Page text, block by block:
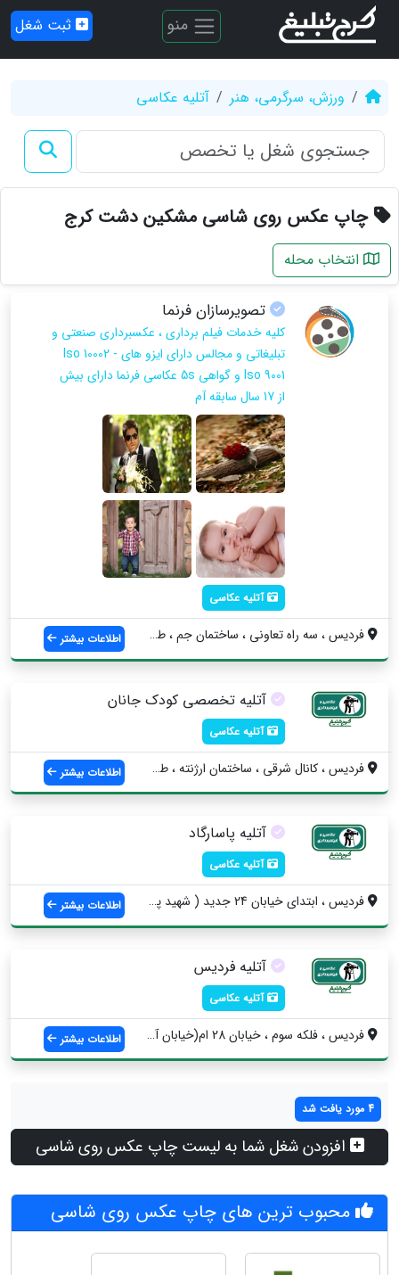
منو ثبت شغل
ورزش، سرگرمی، هنر آتلیه عکاسی
چاپ عکس روی شاسی مشکین دشت کرج
انتخاب محله
تصویرسازان فرنما
کلیه خدمات فیلم برداری ، عکسبرداری صنعتی و
تبلیغاتی و مجالس دارای ایزو های Iso 10002 -
Iso 9001 و گواهی 5s عکاسی فرنما دارای بیش
از 17 سال سابقه آم
آتلیه عکاسی
فردیس ، سه راه تعاونی ، ساختمان جم ، طبق... اطلاعات بیشتر
آتلیه تخصصی کودک جانان
آتلیه عکاسی
فردیس ، كانال شرقي ، ساختمان ارژنته ، طب... اطلاعات بیشتر
آتلیه پاسارگاد
آتلیه عکاسی
فردیس ، ابتدای خیابان 24 جدید ( شهید پار... اطلاعات بیشتر
آتلیه فردیس
آتلیه عکاسی
فردیس ، فلکه سوم ، خیابان 28 ام(خیابان آ... اطلاعات بیشتر
4 مورد یافت شد
افزودن شغل شما به لیست چاپ عکس روی شاسی
محبوب ترین های چاپ عکس روی شاسی